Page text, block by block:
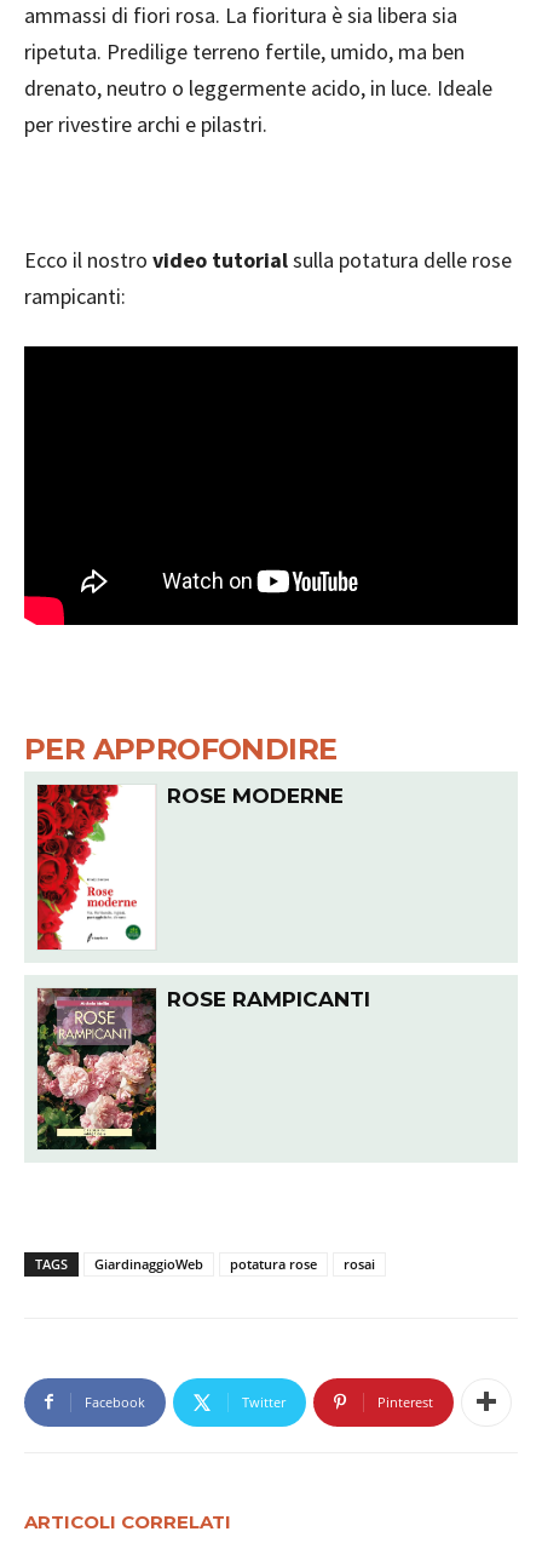
ammassi di fiori rosa. La fioritura è sia libera sia
ripetuta. Predilige terreno fertile, umido, ma ben
drenato, neutro o leggermente acido, in luce. Ideale
per rivestire archi e pilastri.
Ecco il nostro video tutorialsulla potatura delle rose
rampicanti:
PER APPROFONDIRE
ROSE MODERNE
ROSE RAMPICANTI
TAGS GiardinaggioWeb potatura rose rosai
Facebook Twitter Pinterest
ARTICOLI CORRELATI